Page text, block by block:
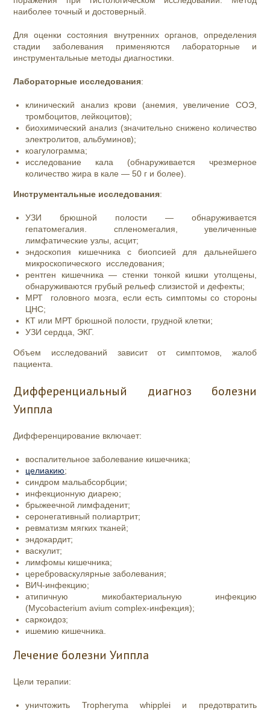
наиболее точный и достоверный.
Для оценки состояния внутренних органов, определения
стадии заболевания применяются лабораторные и
инструментальные методы диагностики.
Лабораторные исследования:
клинический анализ крови (анемия, увеличение СОЭ,
тромбоцитов, лейкоцитов);
биохимический анализ (значительно снижено количество
электролитов, альбуминов);
коагулограмма;
исследование кала (обнаруживается чрезмерное
количество жира в кале — 50 г и более).
Инструментальные исследования:
УЗИ брюшной полости — обнаруживается
гепатомегалия. спленомегалия, увеличенные
лимфатические узлы, асцит;
эндоскопия кишечника с биопсией для дальнейшего
микроскопического исследования;
рентген кишечника — стенки тонкой кишки утолщены,
обнаруживаются грубый рельеф слизистой и дефекты;
МРТ головного мозга, если есть симптомы со стороны
ЦНС;
КТ или МРТ брюшной полости, грудной клетки;
УЗИ сердца, ЭКГ.
Объем исследований зависит от симптомов, жалоб
пациента.
Дифференциальный диагноз болезни
Уиппла
Дифференцирование включает:
воспалительное заболевание кишечника;
целиакию;
синдром мальабсорбции;
инфекционную диарею;
брыжеечной лимфаденит;
серонегативный полиартрит;
ревматизм мягких тканей;
эндокардит;
васкулит;
лимфомы кишечника;
цереброваскулярные заболевания;
ВИЧ-инфекцию;
атипичную микобактериальную инфекцию
(Mycobacterium avium complex-инфекция);
саркоидоз;
ишемию кишечника.
Лечение болезни Уиппла
Цели терапии:
уничтожить Tropheryma whipplei и предотвратить